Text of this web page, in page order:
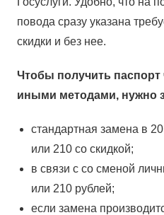
повода сразу указана
скидки и без нее.
Чтобы получить паспорт
иными методами, нужно
стандартная замена в
или 210 со скидкой;
в связи с со сменой
или 210 рублей;
если замена